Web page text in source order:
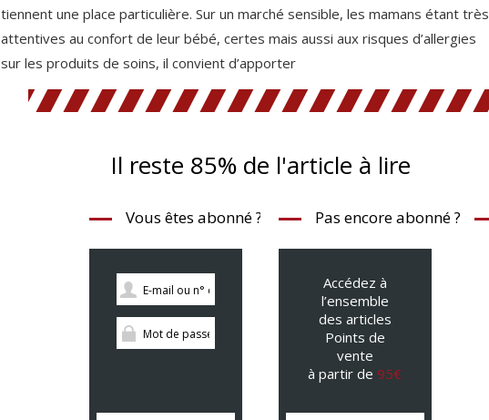
tiennent une place particulière. Sur un marché sensible, les mamans étant très
attentives au confort de leur bébé, certes mais aussi aux risques d’allergies
sur les produits de soins, il convient d’apporter
Il reste 85% de l'article à lire
Vous êtes abonné ? Pas encore abonné ?
Accédez à
l’ensemble
des articles
Points de
vente
à partir de 95€